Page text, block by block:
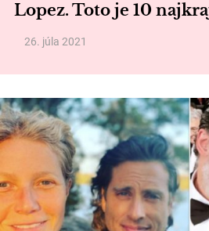
Lopez. Toto je 10
26. júla 2021